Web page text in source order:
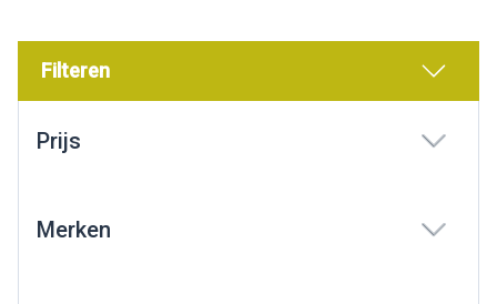
Filteren
Prijs
Merken